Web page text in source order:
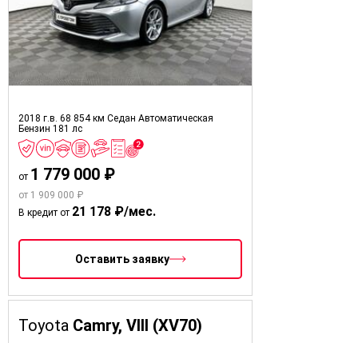
2018 г.в. 68 854 км Седан Автоматическая
Бензин 181 лс
от 1 779 000 ₽
от 1 909 000 ₽
В кредит от 21 178 ₽/мес.
Оставить заявку
Toyota Camry, VIII (XV70)